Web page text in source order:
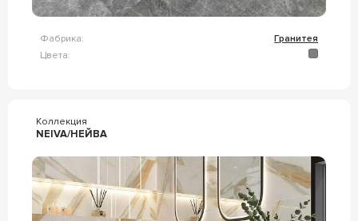
Фабрика:
Гранитея
Цвета:
Коллекция
NEIVA/НЕЙВА